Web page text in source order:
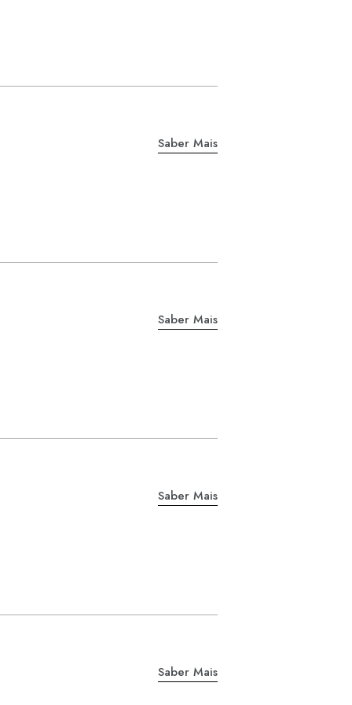
Saber Mais
Saber Mais
Saber Mais
Saber Mais